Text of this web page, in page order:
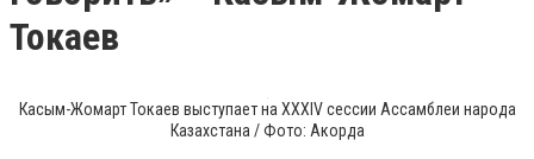
Токаев
Касым-Жомарт Токаев выступает на ХХХІV сессии Ассамблеи народа
Казахстана / Фото: Акорда